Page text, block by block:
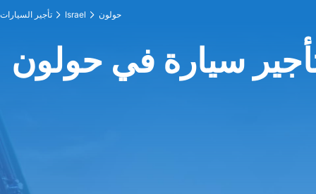
تأجير السيارات Israel حولون
سيارة في حولون